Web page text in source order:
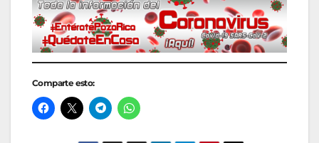
Comparte esto: